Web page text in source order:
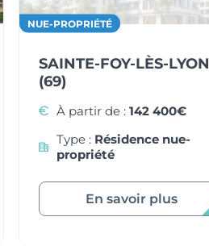
NUE-PROPRIÉTÉ
SAINTE-FOY-LÈS-LYON
(69)
À partir de : 142 400€
Type : Résidence nue-
propriété
En savoir plus